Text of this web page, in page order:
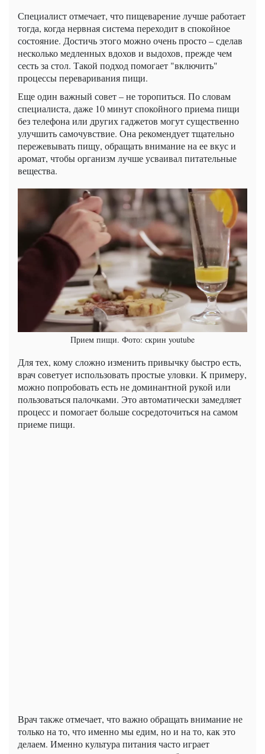
Специалист отмечает, что пищеварение лучше работает
тогда, когда нервная система переходит в спокойное
состояние. Достичь этого можно очень просто – сделав
несколько медленных вдохов и выдохов, прежде чем
сесть за стол. Такой подход помогает "включить"
процессы переваривания пищи.
Еще один важный совет – не торопиться. По словам
специалиста, даже 10 минут спокойного приема пищи
без телефона или других гаджетов могут существенно
улучшить самочувствие. Она рекомендует тщательно
пережевывать пищу, обращать внимание на ее вкус и
аромат, чтобы организм лучше усваивал питательные
вещества.
Прием пищи. Фото: скрин youtube
Для тех, кому сложно изменить привычку быстро есть,
врач советует использовать простые уловки. К примеру,
можно попробовать есть не доминантной рукой или
пользоваться палочками. Это автоматически замедляет
процесс и помогает больше сосредоточиться на самом
приеме пищи.
Врач также отмечает, что важно обращать внимание не
только на то, что именно мы едим, но и на то, как это
делаем. Именно культура питания часто играет